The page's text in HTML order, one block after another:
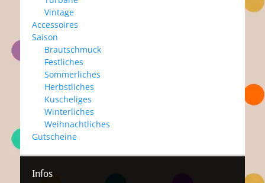
Vintage
Accessoires
Saison
Brautschmuck
Festliches
Sommerliches
Herbstliches
Kuscheliges
Winterliches
Weihnachtliches
Gutscheine
Infos